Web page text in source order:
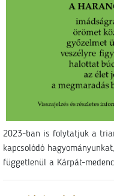
2023-ban is folytatjuk a
kapcsolódó
függetlenül a Kárpát-